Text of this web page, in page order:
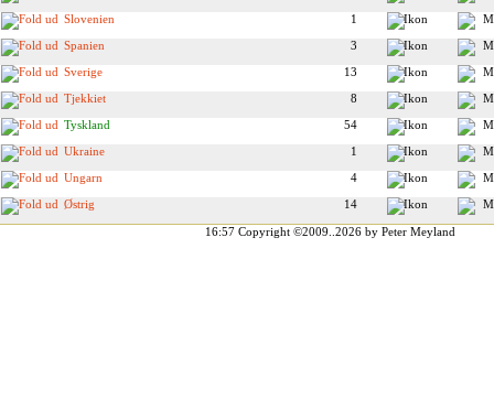
Slovenien
1
Spanien
3
Sverige
13
Tjekkiet
8
Tyskland
54
Ukraine
1
Ungarn
4
Østrig
14
16:57Copyright ©2009..2026 by Peter Meyland